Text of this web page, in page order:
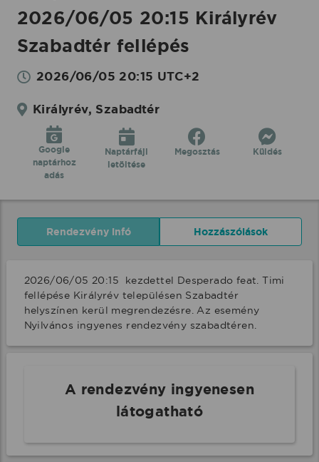
2026/06/05 20:15 Királyrév
Szabadtér fellépés
2026/06/05 20:15 UTC+2
Királyrév, Szabadtér
Google
naptárhoz
adás
Naptárfájl
letöltése
Megosztás Küldés
Rendezvény infó Hozzászólások
2026/06/05 20:15  kezdettel Desperado feat. Timi
fellépése Királyrév településen Szabadtér
helyszínen kerül megrendezésre. Az esemény
Nyilvános ingyenes rendezvény szabadtéren.
A rendezvény ingyenesen
látogatható